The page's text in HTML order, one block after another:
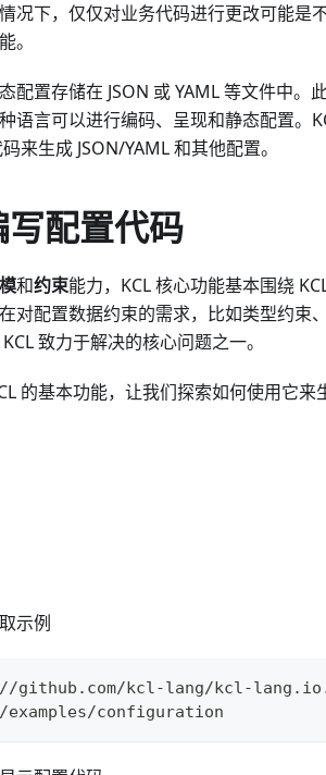
况下，仅仅对业务代码进行更改可能是
。
配置存储在 JSON 或 YAML 等文件中
语言可以进行编码、呈现和静态配置。
来生成 JSON/YAML 和其他配置。
写配置代码
和约束能力，KCL 核心功能基本围绕
在对配置数据约束的需求，比如类型约
致力于解决的核心问题之一。
的基本功能，让我们探索如何使用它来
示例
github.com/kcl-lang/kcl-
configuration